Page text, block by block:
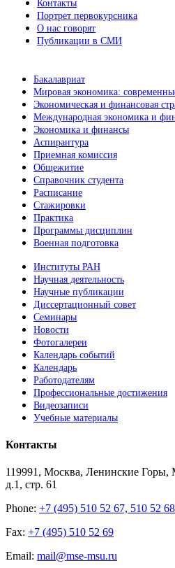
Контакты
Портрет первокурсника
О нас говорят
Публикации в СМИ
Бакалавриат
Мировая экономика:
Экономическая и финансовая
Международная экономика и
Экономика и финансы
Аспирантура
Приемная комиссия
Общежитие
Справочник студента
Расписание
Стажировки
Практика
Программы дисциплин
Военная подготовка
Институты РАН
Научная деятельность
Научные публикации
Диссертационный совет
Семинары
Новости
Фотогалереи
Календарь событий
Календарь
Работодателям
Профессиональные достижения
Видеозаписи
Учебные материалы
Контакты
119991, Москва, Ленинские
д.1, стр. 61
Phone: +7 (495) 510 52 67, 510 52 68
Fax: +7 (495) 510 52 69
Email: mail@mse-msu.ru